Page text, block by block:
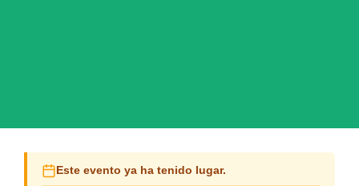
Este evento ya ha tenido lugar.